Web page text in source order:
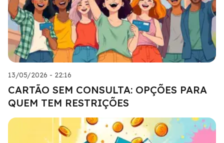
13/05/2026 - 22:16
CARTÃO SEM CONSULTA: OPÇÕES PARA
QUEM TEM RESTRIÇÕES